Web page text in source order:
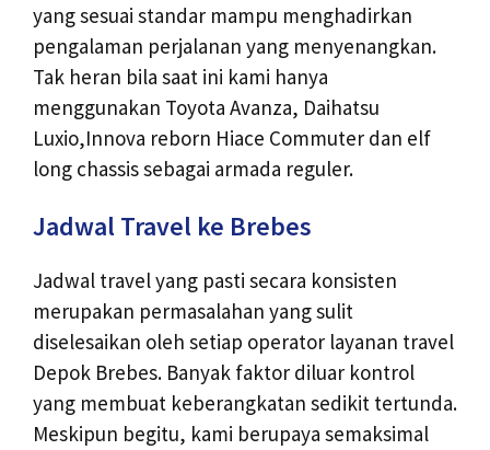
yang sesuai standar mampu menghadirkan
pengalaman perjalanan yang menyenangkan.
Tak heran bila saat ini kami hanya
menggunakan Toyota Avanza, Daihatsu
Luxio,Innova reborn Hiace Commuter dan elf
long chassis sebagai armada reguler.
Jadwal Travel ke Brebes
Jadwal travel yang pasti secara konsisten
merupakan permasalahan yang sulit
diselesaikan oleh setiap operator layanan travel
Depok Brebes. Banyak faktor diluar kontrol
yang membuat keberangkatan sedikit tertunda.
Meskipun begitu, kami berupaya semaksimal